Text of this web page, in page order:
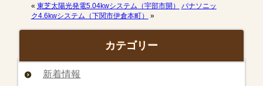
« 東芝太陽光発電5.04kwシステム（宇部市開）
パナソニッ
ク4.6kwシステム（下関市伊倉本町）
»
カテゴリー
新着情報